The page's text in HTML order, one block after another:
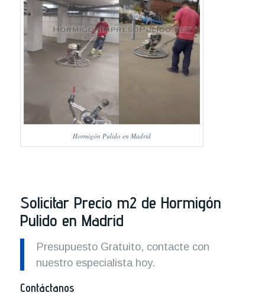
Hormigón Pulido en Madrid
Solicitar Precio m2 de Hormigón
Pulido en Madrid
Presupuesto Gratuito, contacte con
nuestro especialista hoy.
Contáctanos